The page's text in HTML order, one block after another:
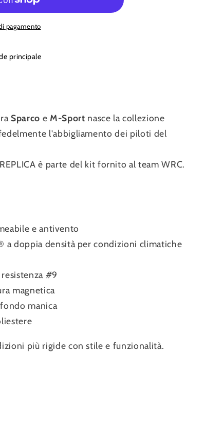
pagamento
principale
Sparco e M-Sport nasce la collezione
l'abbigliamento dei piloti del
REPLICA è parte del kit fornito al team WRC.
e antivento
a doppia densità per condizioni climatiche
#9
magnetica
manica
più rigide con stile e funzionalità.